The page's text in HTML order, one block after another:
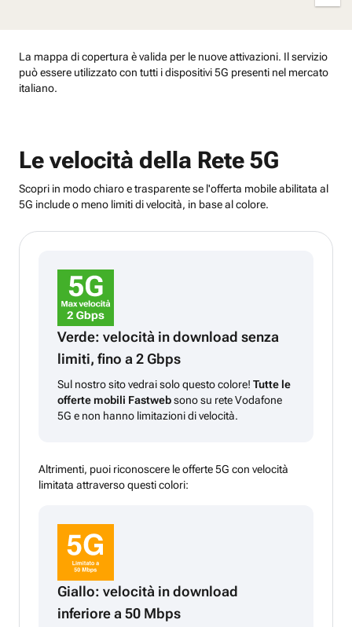
La mappa di copertura è valida per le nuove attivazioni. Il servizio
può essere utilizzato con tutti i dispositivi 5G presenti nel mercato
italiano.
Le velocità della Rete 5G
Scopri in modo chiaro e trasparente se l'offerta mobile abilitata al
5G include o meno limiti di velocità, in base al colore.
Verde: velocità in download senza
limiti, fino a 2 Gbps
Sul nostro sito vedrai solo questo colore! Tutte le
offerte mobili Fastwebsono su rete Vodafone
5G e non hanno limitazioni di velocità.
Altrimenti, puoi riconoscere le offerte 5G con velocità
limitata attraverso questi colori:
Giallo: velocità in download
inferiore a 50 Mbps